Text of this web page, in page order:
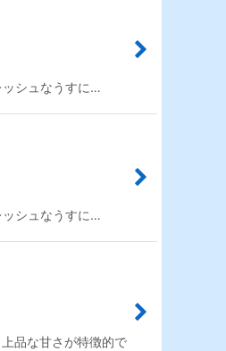
シュなうすに…
シュなうすに…
な甘さが特徴的で